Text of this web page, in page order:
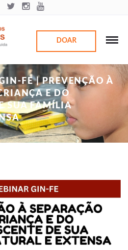
DOAR
FE | PREVENÇÃO À
E DO
SUA FAMÍLIA